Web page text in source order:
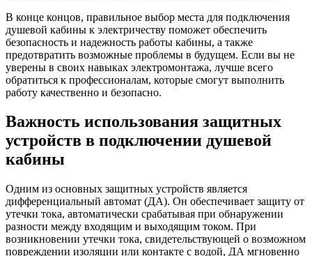
В конце концов, правильное выбор места для подключения
душевой кабины к электричеству поможет обеспечить
безопасность и надежность работы кабины, а также
предотвратить возможные проблемы в будущем. Если вы не
уверены в своих навыках электромонтажа, лучше всего
обратиться к профессионалам, которые смогут выполнить
работу качественно и безопасно.
Важность использования защитных
устройств в подключении душевой
кабины
Одним из основных защитных устройств является
дифференциальный автомат (ДА). Он обеспечивает защиту от
утечки тока, автоматически срабатывая при обнаружении
разности между входящим и выходящим током. При
возникновении утечки тока, свидетельствующей о возможном
повреждении изоляции или контакте с водой, ДА мгновенно